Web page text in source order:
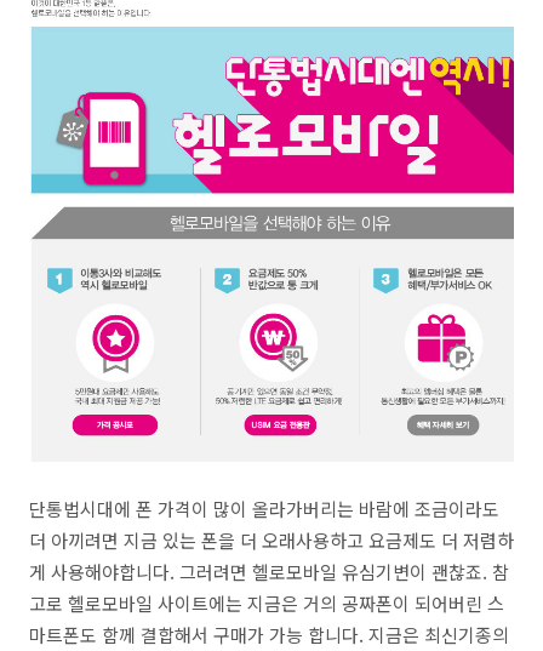
단통법시대에 폰 가격이 많이 올라가버리는 바람에 조금이라도
더 아끼려면 지금 있는 폰을 더 오래사용하고 요금제도 더 저렴하
게 사용해야합니다. 그러려면 헬로모바일 유심기변이 괜찮죠. 참
고로 헬로모바일 사이트에는 지금은 거의 공짜폰이 되어버린 스
마트폰도 함께 결합해서 구매가 가능 합니다. 지금은 최신기종의